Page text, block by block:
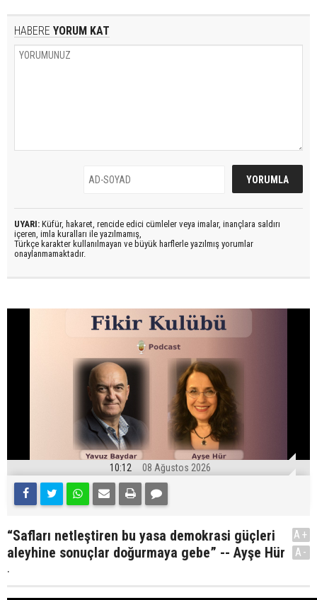
HABERE YORUM KAT
UYARI: Küfür, hakaret, rencide edici cümleler veya imalar, inançlara saldırı
içeren, imla kuralları ile yazılmamış,
Türkçe karakter kullanılmayan ve büyük harflerle yazılmış yorumlar
onaylanmamaktadır.
10:12 08 Ağustos 2026
“Safları netleştiren bu yasa demokrasi güçleri
aleyhine sonuçlar doğurmaya gebe” -- Ayşe Hür
.
A+
A-